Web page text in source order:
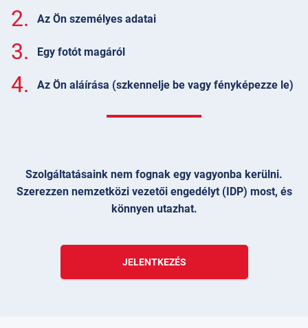
2. Az Ön személyes adatai
3. Egy fotót magáról
4. Az Ön aláírása (szkennelje be vagy fényképezze le)
Szolgáltatásaink nem fognak egy vagyonba kerülni.
Szerezzen nemzetközi vezetői engedélyt (IDP) most, és
könnyen utazhat.
JELENTKEZÉS